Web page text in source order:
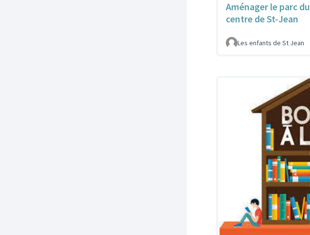
Aménager le parc du
centre de St-Jean
Les enfants de St Jean